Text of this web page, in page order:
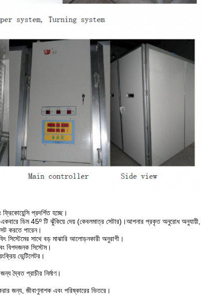
প্রদর্শিত হচ্ছে।
একবারে ডিম 45º টি ঝুঁকিয়ে দেয় (কেবলমাত্র সেটার)।আপনার প্রকৃত অনুরোধ অনুযায়ী,
করতে পারেন।
সিস্টেমের সাথে বড় মাঝারি আলোড়নকারী অনুরাগী।
বিপদজনক সিস্টেম।
ভেন্টিলেটর।
দ্বৈত প্রাচীর নির্মাণ।
জন্য, জীবাণুনাশক এবং পরিষ্কারের ভিতরে।